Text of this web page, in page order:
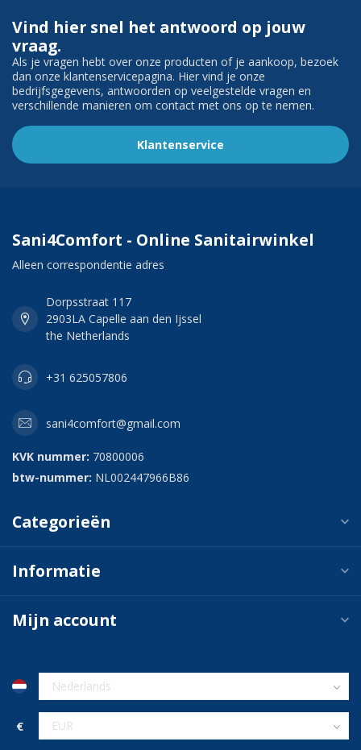
Vind hier snel het antwoord op jouw
vraag.
Als je vragen hebt over onze producten of je aankoop, bezoek
dan onze klantenservicepagina. Hier vind je onze
bedrijfsgegevens, antwoorden op veelgestelde vragen en
verschillende manieren om contact met ons op te nemen.
Klantenservice
Sani4Comfort - Online Sanitairwinkel
Alleen correspondentie adres
Dorpsstraat 117
2903LA Capelle aan den Ijssel
the Netherlands
+31 625057806
sani4comfort@gmail.com
KVK nummer: 70800006
btw-nummer: NL002447966B86
Categorieën
Informatie
Mijn account
€